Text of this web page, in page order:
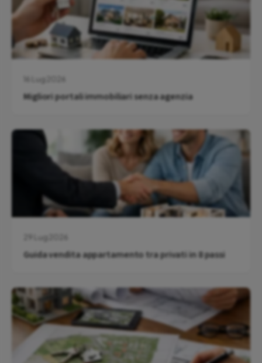
Migliori portali immobiliari senza agenzia
Guida vendita appartamento tra privati in 8 passi